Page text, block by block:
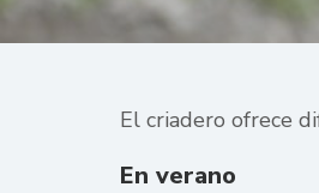
El criadero ofrece
En verano